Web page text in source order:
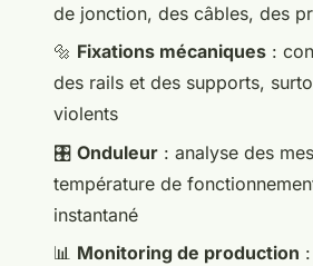
de jonction, des câbles, des
🔩 Fixations mécaniques :
des rails et des supports,
violents
🎛️ Onduleur : analyse des
température de
instantané
📊 Monitoring de production